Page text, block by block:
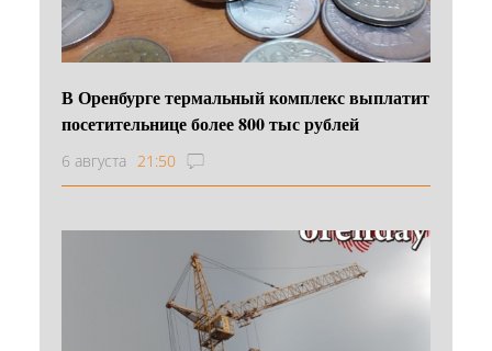
В Оренбурге термальный комплекс выплатит
посетительнице более 800 тыс рублей
6 августа 21:50